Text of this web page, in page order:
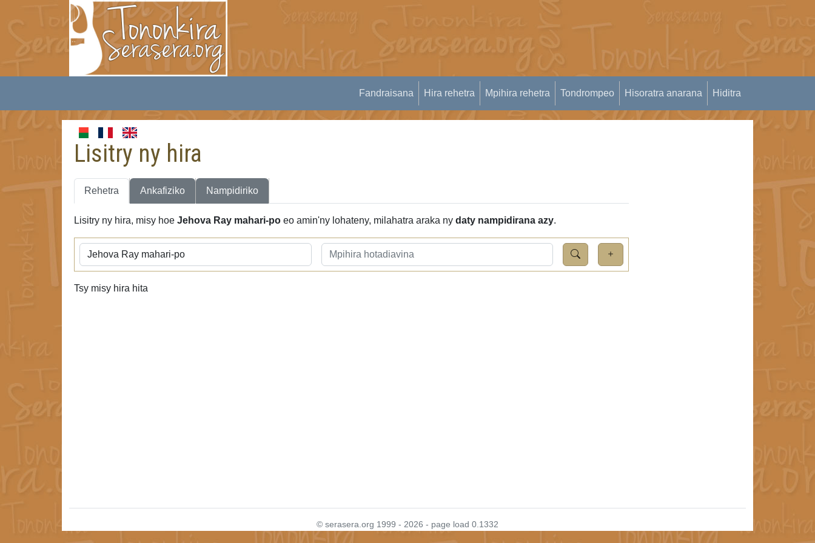
Fandraisana Hira rehetra Mpihira rehetra Tondrompeo Hisoratra anarana Hiditra
Lisitry ny hira
Rehetra Ankafiziko Nampidiriko
Lisitry ny hira, misy hoe Jehova Ray mahari-po eo amin'ny lohateny, milahatra araka ny daty nampidirana azy.
Tsy misy hira hita
© serasera.org 1999 - 2026 - page load 0.1332